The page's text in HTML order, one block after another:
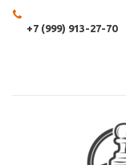
+7 (999) 913-27-70